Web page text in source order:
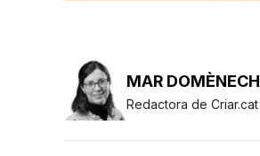
MAR DOMÈNECH
Redactora de Criar.cat